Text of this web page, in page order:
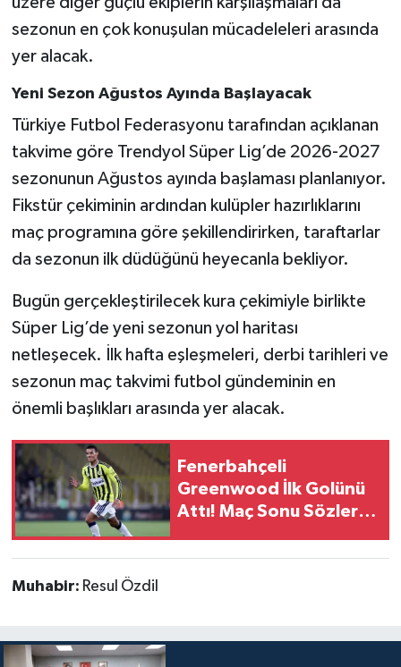
sezonun en çok konuşulan mücadeleleri arasında
yer alacak.
Yeni Sezon Ağustos Ayında Başlayacak
Türkiye Futbol Federasyonu tarafından açıklanan
takvime göre Trendyol Süper Lig’de 2026-2027
sezonunun Ağustos ayında başlaması planlanıyor.
Fikstür çekiminin ardından kulüpler hazırlıklarını
maç programına göre şekillendirirken, taraftarlar
da sezonun ilk düdüğünü heyecanla bekliyor.
Bugün gerçekleştirilecek kura çekimiyle birlikte
Süper Lig’de yeni sezonun yol haritası
netleşecek. İlk hafta eşleşmeleri, derbi tarihleri ve
sezonun maç takvimi futbol gündeminin en
önemli başlıkları arasında yer alacak.
Fenerbahçeli
Greenwood İlk Golünü
Attı! Maç Sonu Sözleri
Muhabir: Resul Özdil